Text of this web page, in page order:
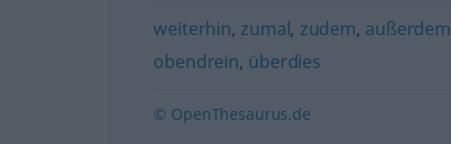
weiterhin, zumal, zudem, außerdem
obendrein, überdies
© OpenThesaurus.de